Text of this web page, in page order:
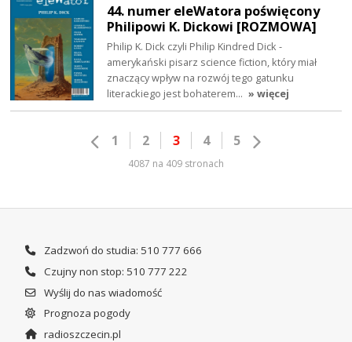
44. numer eleWatora poświęcony
Philipowi K. Dickowi [ROZMOWA]
Philip K. Dick czyli Philip Kindred Dick -
amerykański pisarz science fiction, który miał
znaczący wpływ na rozwój tego gatunku
literackiego jest bohaterem… » więcej
1 2 3 4 5
4087 na 409 stronach
Zadzwoń do studia: 510 777 666
Czujny non stop: 510 777 222
Wyślij do nas wiadomość
Prognoza pogody
radioszczecin.pl